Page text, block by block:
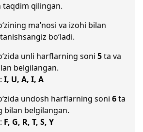
qilingan.
ma’nosi va izohi bilan
bo‘ladi.
unli harflarning soni 5ta va
belgilangan.
I, U, A, I, A
undosh harflarning soni 6ta
bilan belgilangan.
F, G, R, T, S, Y